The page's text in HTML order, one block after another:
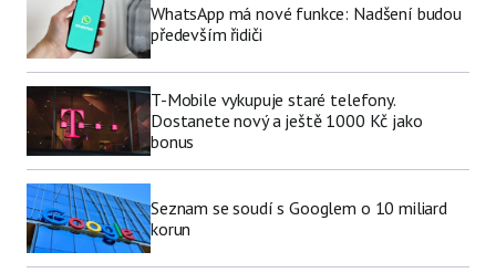
WhatsApp má nové funkce: Nadšení budou
především řidiči
T-Mobile vykupuje staré telefony.
Dostanete nový a ještě 1000 Kč jako
bonus
Seznam se soudí s Googlem o 10 miliard
korun